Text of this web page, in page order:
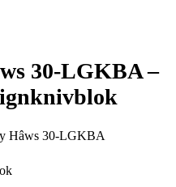
30-LGKBA –